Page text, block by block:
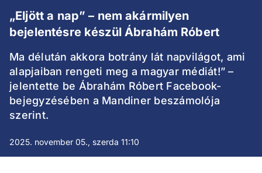
„Eljött a nap” – nem akármilyen
bejelentésre készül Ábrahám Róbert
Ma délután akkora botrány lát napvilágot, ami
alapjaiban rengeti meg a magyar médiát!” –
jelentette be Ábrahám Róbert Facebook-
bejegyzésében a Mandiner beszámolója
szerint.
2025. november 05., szerda 11:10